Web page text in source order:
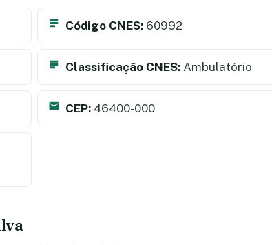
Código CNES: 60992
Classificação CNES: Ambulatório
CEP: 46400-000